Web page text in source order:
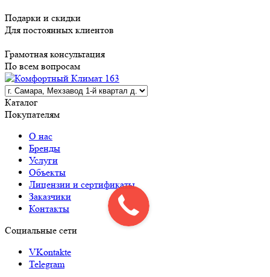
Подарки и скидки
Для постоянных клиентов
Грамотная консультация
По всем вопросам
Каталог
Покупателям
О нас
Бренды
Услуги
Объекты
Лицензии и сертификаты
Заказчики
Контакты
Социальные сети
VKontakte
Telegram